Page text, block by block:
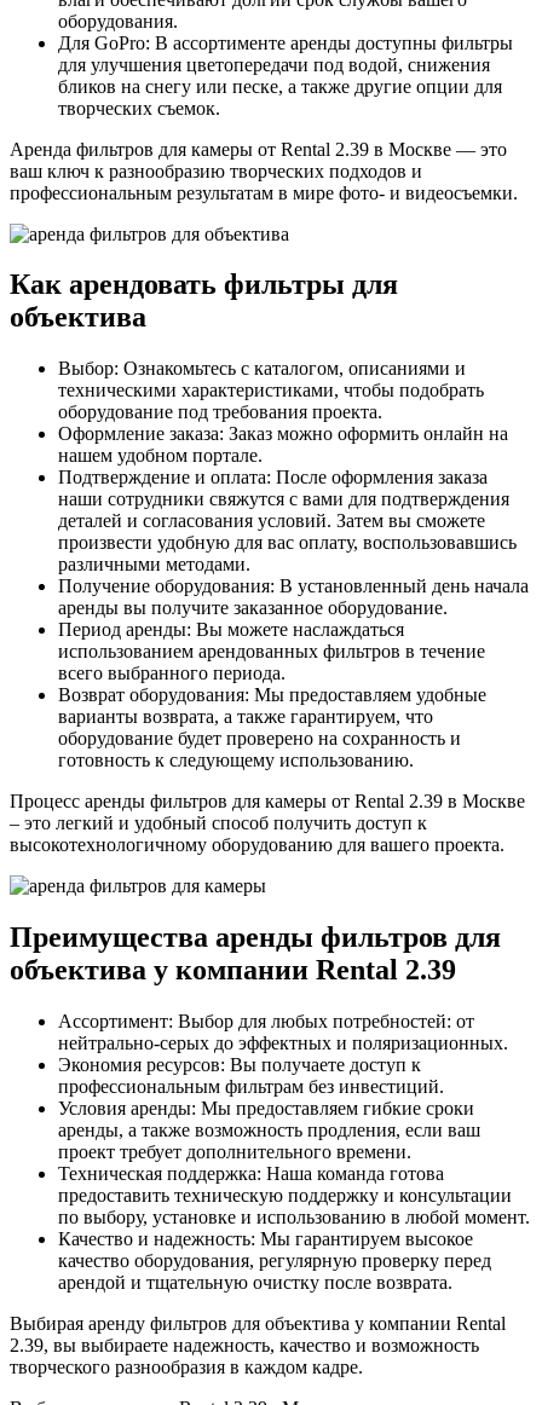
оборудования.
Для GoPro: В ассортименте аренды доступны фильтры
для улучшения цветопередачи под водой, снижения
бликов на снегу или песке, а также другие опции для
творческих съемок.
Аренда фильтров для камеры от Rental 2.39 в Москве — это
ваш ключ к разнообразию творческих подходов и
профессиональным результатам в мире фото- и видеосъемки.
Как арендовать фильтры для
объектива
Выбор: Ознакомьтесь с каталогом, описаниями и
техническими характеристиками, чтобы подобрать
оборудование под требования проекта.
Оформление заказа: Заказ можно оформить онлайн на
нашем удобном портале.
Подтверждение и оплата: После оформления заказа
наши сотрудники свяжутся с вами для подтверждения
деталей и согласования условий. Затем вы сможете
произвести удобную для вас оплату, воспользовавшись
различными методами.
Получение оборудования: В установленный день начала
аренды вы получите заказанное оборудование.
Период аренды: Вы можете наслаждаться
использованием арендованных фильтров в течение
всего выбранного периода.
Возврат оборудования: Мы предоставляем удобные
варианты возврата, а также гарантируем, что
оборудование будет проверено на сохранность и
готовность к следующему использованию.
Процесс аренды фильтров для камеры от Rental 2.39 в Москве
– это легкий и удобный способ получить доступ к
высокотехнологичному оборудованию для вашего проекта.
Преимущества аренды фильтров для
объектива у компании Rental 2.39
Ассортимент: Выбор для любых потребностей: от
нейтрально-серых до эффектных и поляризационных.
Экономия ресурсов: Вы получаете доступ к
профессиональным фильтрам без инвестиций.
Условия аренды: Мы предоставляем гибкие сроки
аренды, а также возможность продления, если ваш
проект требует дополнительного времени.
Техническая поддержка: Наша команда готова
предоставить техническую поддержку и консультации
по выбору, установке и использованию в любой момент.
Качество и надежность: Мы гарантируем высокое
качество оборудования, регулярную проверку перед
арендой и тщательную очистку после возврата.
Выбирая аренду фильтров для объектива у компании Rental
2.39, вы выбираете надежность, качество и возможность
творческого разнообразия в каждом кадре.